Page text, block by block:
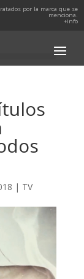
por la marca que se
menciona.
+info
| TV